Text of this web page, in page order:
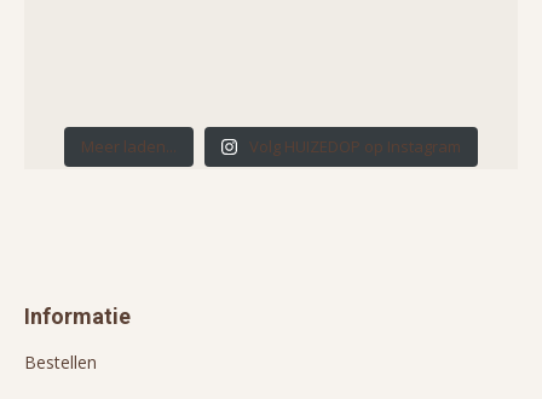
Meer laden... Volg HUIZEDOP op Instagram
Informatie
Bestellen